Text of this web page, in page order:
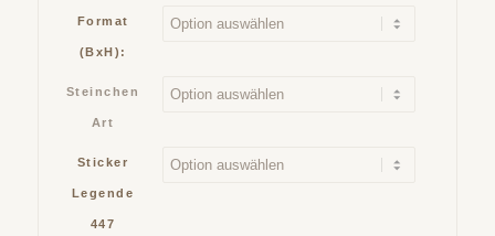
Format
(BxH):
Steinchen
Art
Sticker
Legende
447